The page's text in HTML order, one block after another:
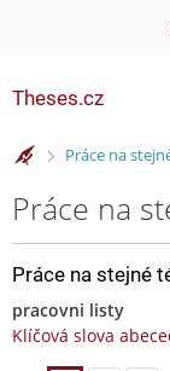
Theses.cz
>Práce na
Práce na
Práce na stejné
pracovni listy
Klíčová slova